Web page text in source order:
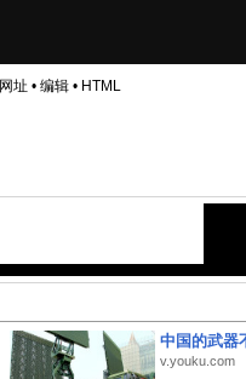
网址 • 编辑• HTML
中国的武器
v.youku.com